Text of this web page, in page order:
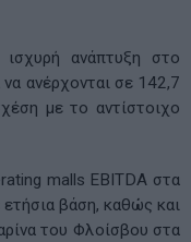
ισχυρή ανάπτυξη στο
ανέρχονται σε 142,7
με το αντίστοιχο
malls EBITDA στα
βάση, καθώς και
του Φλοίσβου στα